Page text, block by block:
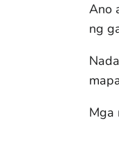
Ano
ng
Mga